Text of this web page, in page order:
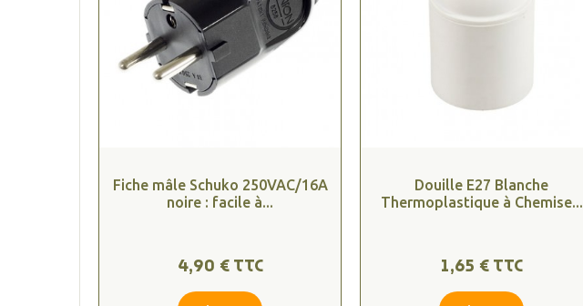
Fiche mâle Schuko 250VAC/16A
noire : facile à...
4,90 € TTC
Douille E27 Blanche
Thermoplastique à Chemise...
1,65 € TTC